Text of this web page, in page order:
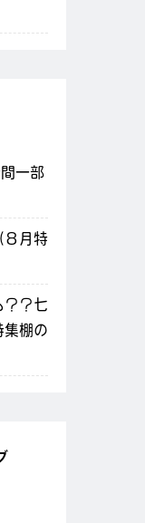
一部
８月特
？七
集棚の